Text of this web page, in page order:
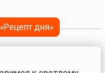
дня»